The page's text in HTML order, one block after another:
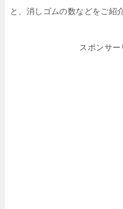
と、消しゴムの数などをご紹
スポンサー